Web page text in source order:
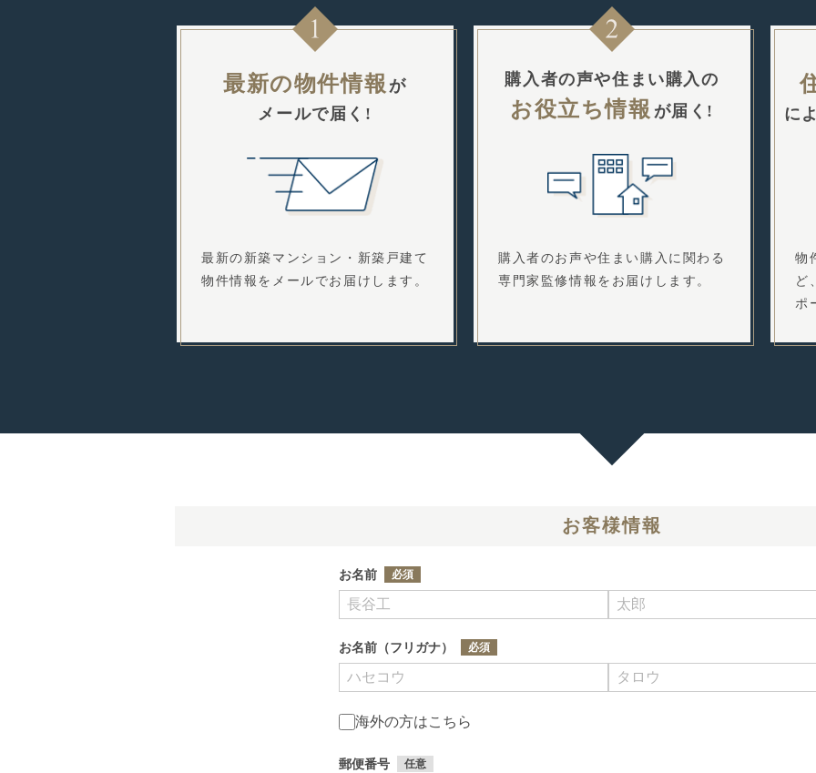
最新の物件情報 が
メールで届く!
最新の新築マンション・新築戸建て
物件情報をメールでお届けします。
購入者の声や住まい購入の
お役立ち情報 が届く!
購入者のお声や住まい購入に関わる
専門家監修情報をお届けします。
に
物
ど
ポ
お客様情報
お名前
お名前（フリガナ）
海外の方はこちら
郵便番号